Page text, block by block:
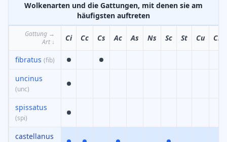
Wolkenarten und die Gattungen, mit denen sie am
häufigsten auftreten
Gattung →
Art↓ Ci Cc Cs Ac As Ns Sc St Cu Cb
fibratus (fib)
uncinus
(unc)
spissatus
(spi)
castellanus